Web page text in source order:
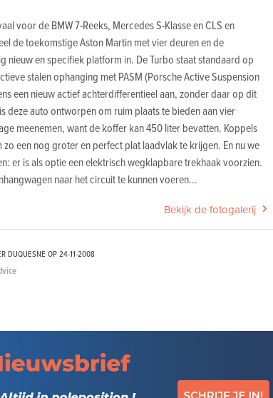
voor de BMW 7-Reeks, Mercedes S-Klasse en CLS en
de toekomstige Aston Martin met vier deuren en de
nieuw en specifiek platform in. De Turbo staat standaard op
stalen ophanging met PASM (Porsche Active Suspension
een nieuw actief achterdifferentieel aan, zonder daar op dit
deze auto ontworpen om ruim plaats te bieden aan vier
meenemen, want de koffer kan 450 liter bevatten. Koppels
een nog groter en perfect plat laadvlak te krijgen. En nu we
er is als optie een elektrisch wegklapbare trekhaak voorzien.
naar het circuit te kunnen voeren...
Bekijk de fotogalerij
DUQUESNE OP24-11-2008